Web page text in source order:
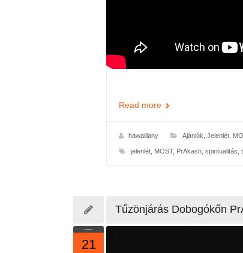
Read more
hawaiilany Ajánlók, Jelenlét,
jelenlét, MOST, PrAkash, spiritualitás,
21
Tűzönjárás Dobogókőn